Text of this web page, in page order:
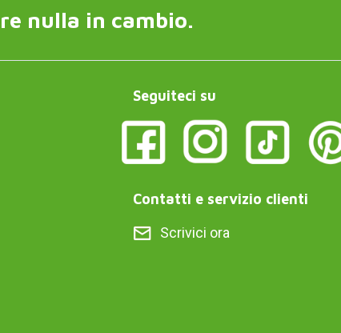
nulla in cambio.
Seguiteci su
Contatti e servizio clienti
Scrivici ora